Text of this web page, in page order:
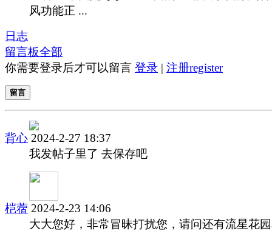
风功能正 ...
日志
留言板全部
你需要登录后才可以留言 登录 | 注册register
留言
背心 2024-2-27 18:37
我发帖子里了 去保存吧
桤蓿 2024-2-23 14:06
大大您好，非常冒昧打扰您，请问还有流星花